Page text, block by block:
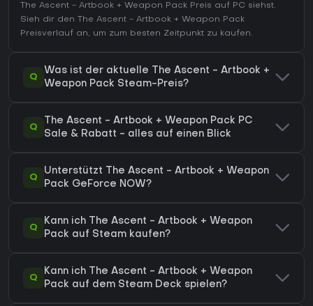
The Ascent - Artbook + Weapon Pack Preis auf PC siehst.
Sieh dir den
The Ascent - Artbook + Weapon Pack
Preisverlauf an, um zum besten Zeitpunkt zu kaufen.
Q
Was ist der aktuelle The Ascent - Artbook +
Weapon Pack Steam-Preis?
Q
The Ascent - Artbook + Weapon Pack PC
Sale & Rabatt - alles auf einen Blick
Q
Unterstützt The Ascent - Artbook + Weapon
Pack GeForce NOW?
Q
Kann ich The Ascent - Artbook + Weapon
Pack auf Steam kaufen?
Q
Kann ich The Ascent - Artbook + Weapon
Pack auf dem Steam Deck spielen?